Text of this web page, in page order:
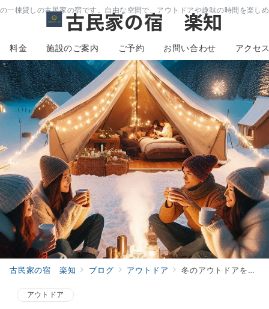
一棟貸しの古民家の宿です。自由な空間で、アウトドアや趣味の時間を楽し
古民家の宿 楽知
料金 施設のご案内 ご予約 お問い合わせ アクセ
古民家の宿 楽知 ブログ アウトドア 冬のアウトドアをもっと楽しく！初心者でもOKなグランピングの魅力
アウトドア